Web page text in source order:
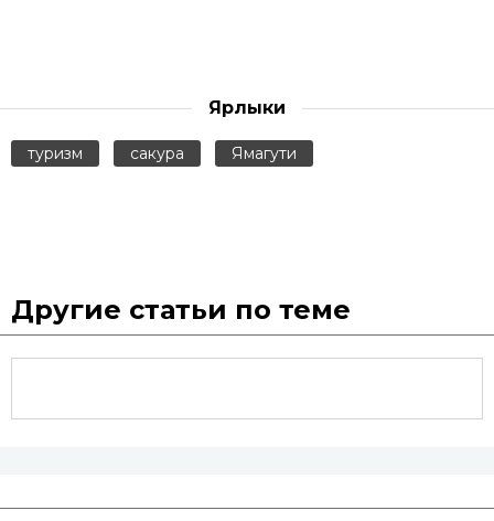
Ярлыки
туризм сакура Ямагути
Другие статьи по теме